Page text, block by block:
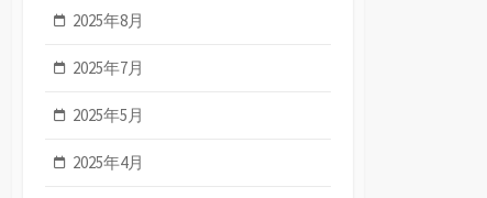
2025年8月
2025年7月
2025年5月
2025年4月